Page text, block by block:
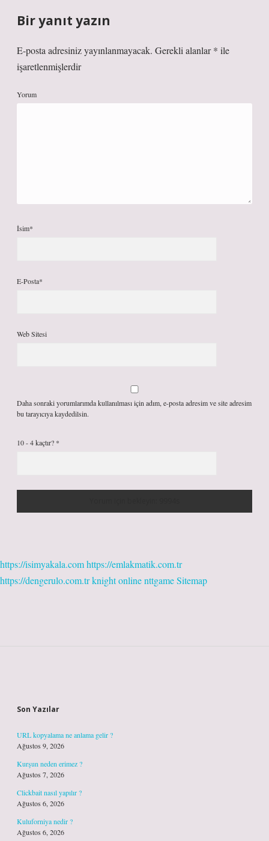
Bir yanıt yazın
E-posta adresiniz yayınlanmayacak. Gerekli alanlar* ile
işaretlenmişlerdir
Yorum
İsim*
E-Posta*
Web Sitesi
Daha sonraki yorumlarımda kullanılması için adım, e-posta adresim ve site adresim
bu tarayıcıya kaydedilsin.
10 - 4 kaçtır? *
https://isimyakala.comhttps://emlakmatik.com.tr
https://dengerulo.com.trknight onlinenttgameSitemap
Son Yazılar
URL kopyalama ne anlama gelir ?
Ağustos 9, 2026
Kurşun neden erimez ?
Ağustos 7, 2026
Clickbait nasıl yapılır ?
Ağustos 6, 2026
Kuluforniya nedir ?
Ağustos 6, 2026